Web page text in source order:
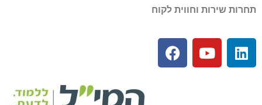
תחרות שירות וחווית לקוח